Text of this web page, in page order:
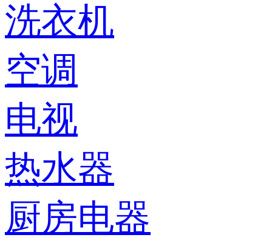
洗衣机
空调
电视
热水器
厨房电器